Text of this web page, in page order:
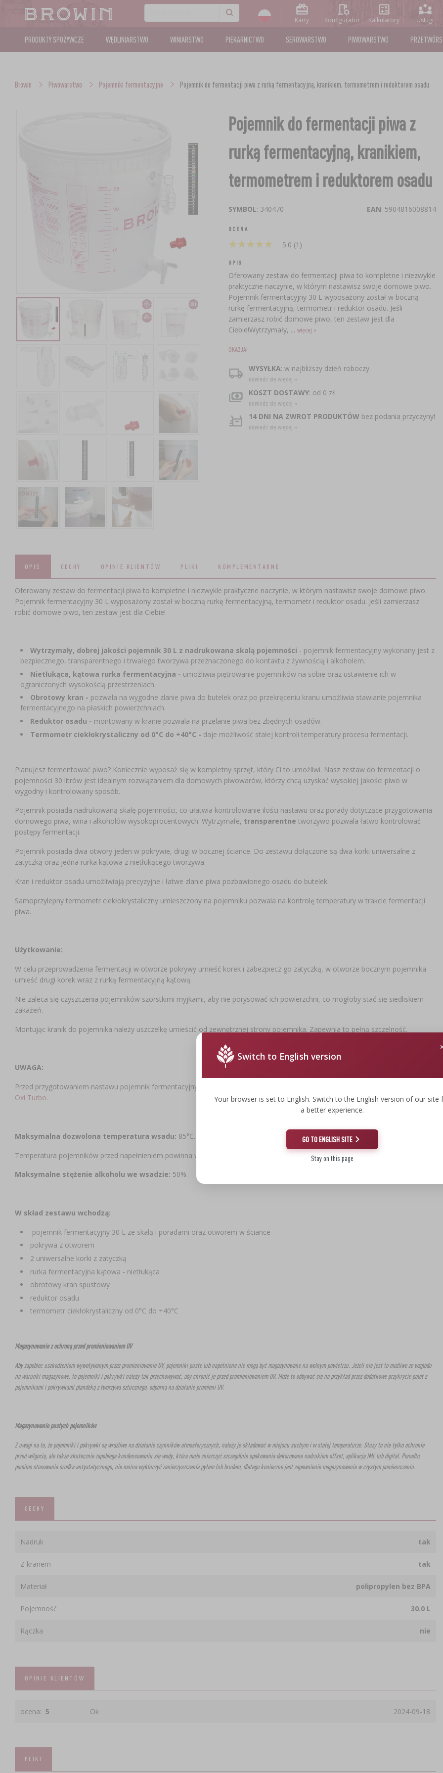
Karty Konfigurator Kalkulatory Usługi
PRODUKTY SPOŻYWCZE WĘDLINIARSTWO WINIARSTWO PIEKARNICTWO SEROWARSTWO PIWOWARSTWO
Browin Piwowarstwo Pojemniki fermentacyjne Pojemnik do fermentacji piwa z rurką fermentacyjną, kranikiem, termometrem i reduktorem osadu
Pojemnik do fermentacji piwa z
rurką fermentacyjną, kranikiem,
termometrem i reduktorem osadu
SYMBOL: 340470 EAN: 5904816008814
OCENA
★★★★★
★★★★★ 5.0 (1)
OPIS
Oferowany zestaw do fermentacji piwa to kompletne i niezwykle
praktyczne naczynie, w którym nastawisz swoje domowe piwo.
Pojemnik fermentacyjny 30 L wyposażony został w boczną
rurkę fermentacyjną, termometr i reduktor osadu. Jeśli
zamierzasz robić domowe piwo, ten zestaw jest dla
Ciebie!Wytrzymały, ... więcej >
OKAZJA!
WYSYŁKA: w najbliższy dzień roboczy
dowiedz się więcej »
KOSZT DOSTAWY: od 0 zł!
dowiedz się więcej »
14 DNI NA ZWROT PRODUKTÓW bez podania przyczyny!
dowiedz się więcej »
OPIS CECHY OPINIE KLIENTÓW PLIKI KOMPLEMENTARNE
Oferowany zestaw do fermentacji piwa to kompletne i niezwykle praktyczne naczynie, w którym nastawisz swoje domowe piwo.
Pojemnik fermentacyjny 30 L wyposażony został w boczną rurkę fermentacyjną, termometr i reduktor osadu. Jeśli zamierzasz
robić domowe piwo, ten zestaw jest dla Ciebie!
Wytrzymały, dobrej jakości pojemnik 30 L z nadrukowana skalą pojemności - pojemnik fermentacyjny wykonany jest z
bezpiecznego, transparentnego i trwałego tworzywa przeznaczonego do kontaktu z żywnością i alkoholem.
Nietłukąca, kątowa rurka fermentacyjna - umożliwia piętrowanie pojemników na sobie oraz ustawienie ich w
ograniczonych wysokością przestrzeniach.
Obrotowy kran - pozwala na wygodne zlanie piwa do butelek oraz po przekręceniu kranu umożliwia stawianie pojemnika
fermentacyjnego na płaskich powierzchniach.
Reduktor osadu - montowany w kranie pozwala na przelanie piwa bez zbędnych osadów.
Termometr ciekłokrystaliczny od 0°C do +40°C - daje możliwość stałej kontroli temperatury procesu fermentacji.
Planujesz fermentować piwo? Koniecznie wyposaż się w kompletny sprzęt, który Ci to umożliwi. Nasz zestaw do fermentacji o
pojemności 30 litrów jest idealnym rozwiązaniem dla domowych piwowarów, którzy chcą uzyskać wysokiej jakości piwo w
wygodny i kontrolowany sposób.
Pojemnik posiada nadrukowaną skalę pojemności, co ułatwia kontrolowanie ilości nastawu oraz porady dotyczące przygotowania
domowego piwa, wina i alkoholów wysokoprocentowych. Wytrzymałe, transparentne tworzywo pozwala łatwo kontrolować
postępy fermentacji.
Pojemnik posiada dwa otwory jeden w pokrywie, drugi w bocznej ściance. Do zestawu dołączone są dwa korki uniwersalne z
zatyczką oraz jedna rurka kątowa z nietłukącego tworzywa.
Kran i reduktor osadu umożliwiają precyzyjne i łatwe zlanie piwa pozbawionego osadu do butelek.
Samoprzylepny termometr ciekłokrystaliczny umieszczony na pojemniku pozwala na kontrolę temperatury w trakcie fermentacji
piwa.
Użytkowanie:
W celu przeprowadzenia fermentacji w otworze pokrywy umieść korek i zabezpiecz go zatyczką, w otworze bocznym pojemnika
umieść drugi korek wraz z rurką fermentacyjną kątową.
Nie zaleca się czyszczenia pojemników szorstkimi myjkami, aby nie porysować ich powierzchni, co mogłoby stać się siedliskiem
zakażeń.
Montując kranik do pojemnika należy uszczelkę umieścić od zewnętrznej strony pojemnika. Zapewnia to pełną szczelność.
UWAGA:
Przed przygotowaniem nastawu pojemnik fermentacyjny należy dokładnie zdezynfekować przy pomocy
Oxi Turbo.
Maksymalna dozwolona temperatura wsadu: 85°C.
Temperatura pojemników przed napełnieniem powinna wynosić minimum 5°C.
Maksymalne stężenie alkoholu we wsadzie: 50%.
W skład zestawu wchodzą:
pojemnik fermentacyjny 30 L ze skalą i poradami oraz otworem w ściance
pokrywa z otworem
2 uniwersalne korki z zatyczką
rurka fermentacyjna kątowa - nietłukąca
obrotowy kran spustowy
reduktor osadu
termometr ciekłokrystaliczny od 0°C do +40°C
Magazynowanie z ochroną przed promieniowaniem UV
Aby zapobiec uszkodzeniom wywoływanym przez promieniowanie UV, pojemniki puste lub napełnione nie mogą być magazynowane na wolnym powietrzu. Jeżeli nie jest to możliwe ze względu
na warunki magazynowe, to pojemniki i pokrywki należy tak przechowywać, aby chronić je przed promieniowaniem UV. Może to odbywać się na przykład przez dodatkowe przykrycie palet z
pojemnikami i pokrywkami plandeką z tworzywa sztucznego, odporną na działanie promieni UV.
Magazynowanie pustych pojemników
Z uwagi na to, że pojemniki i pokrywki są wrażliwe na działanie czynników atmosferycznych, należy je składować w miejscu suchym i w stałej temperaturze. Służy to nie tylko ochronie
przed wilgocią, ale także skutecznie zapobiega kondensowaniu się wody, która może zniszczyć szczególnie opakowania dekorowane nadrukiem offset, aplikacją IML lub digital. Ponadto,
pomimo stosowania środka antystatycznego, nie można wykluczyć zanieczyszczenia pyłem lub brudem, dlatego konieczne jest zapewnienie magazynowania w czystym pomieszczeniu.
CECHY
Nadruk tak
Z kranem tak
Materiał polipropylen bez BPA
Pojemność 30.0 L
Rączka nie
OPINIE KLIENTÓW
ocena: 5 Ok 2024-09-18
PLIKI
Switch to English version
Your browser is set to English. Switch to the English version of our site
a better experience.
GO TO ENGLISH SITE
Stay on this page